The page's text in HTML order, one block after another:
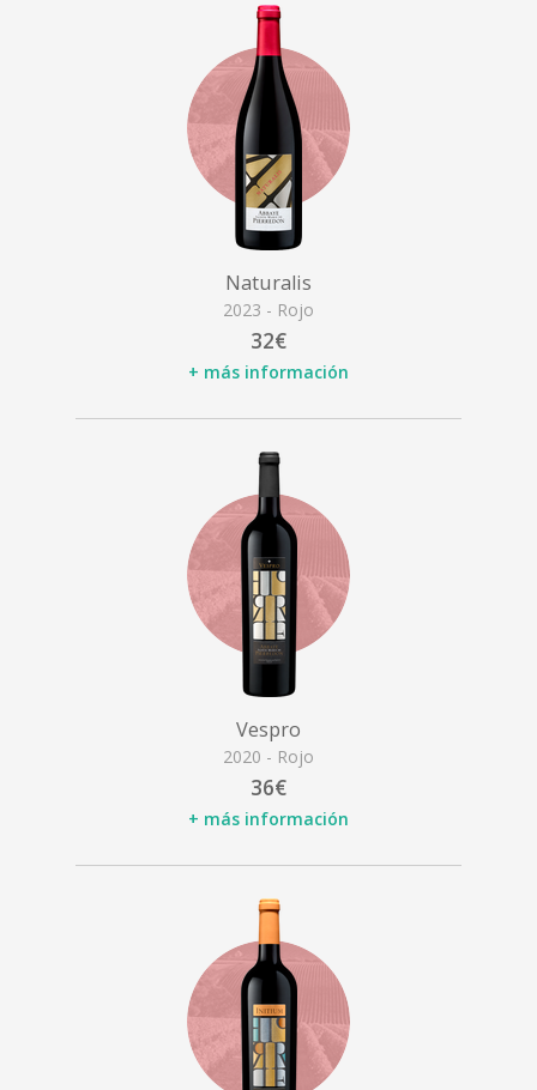
Naturalis
2023 - Rojo
32€
+ más información
Vespro
2020 - Rojo
36€
+ más información